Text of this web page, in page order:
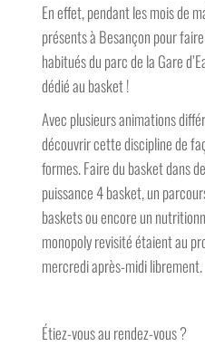
En effet, pendant les mois de
présents à Besançon pour
habitués du parc de la Gare
dédié au basket !
Avec plusieurs animations
découvrir cette discipline de
formes. Faire du basket dans
puissance 4 basket, un
baskets ou encore un
monopoly revisité étaient au
mercredi après-midi librement.
Étiez-vous au rendez-vous ?